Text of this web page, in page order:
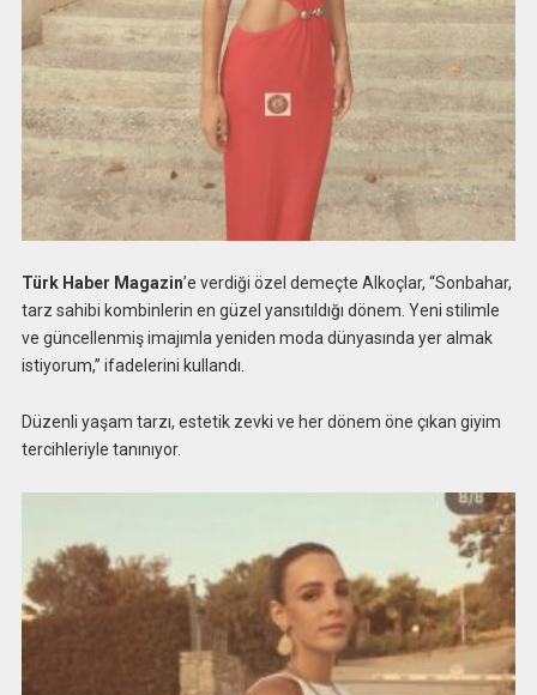
Türk Haber Magazin’e verdiği özel demeçte Alkoçlar, “Sonbahar,
tarz sahibi kombinlerin en güzel yansıtıldığı dönem. Yeni stilimle
ve güncellenmiş imajımla yeniden moda dünyasında yer almak
istiyorum,” ifadelerini kullandı.
Düzenli yaşam tarzı, estetik zevki ve her dönem öne çıkan giyim
tercihleriyle tanınıyor.